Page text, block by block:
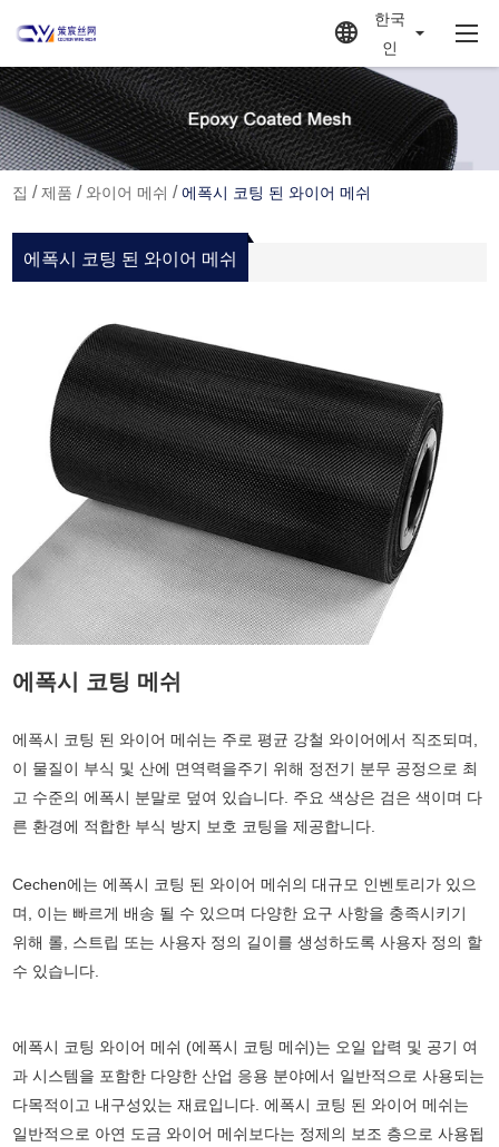
한국
인
집 /제품 / 와이어 메쉬 /에폭시 코팅 된 와이어 메쉬
에폭시 코팅 된 와이어 메쉬
에폭시 코팅 메쉬
에폭시 코팅 된 와이어 메쉬는 주로 평균 강철 와이어에서 직조되며,
이 물질이 부식 및 산에 면역력을주기 위해 정전기 분무 공정으로 최
고 수준의 에폭시 분말로 덮여 있습니다. 주요 색상은 검은 색이며 다
른 환경에 적합한 부식 방지 보호 코팅을 제공합니다.
Cechen에는 에폭시 코팅 된 와이어 메쉬의 대규모 인벤토리가 있으
며, 이는 빠르게 배송 될 수 있으며 다양한 요구 사항을 충족시키기
위해 롤, 스트립 또는 사용자 정의 길이를 생성하도록 사용자 정의 할
수 있습니다.
에폭시 코팅 와이어 메쉬 (에폭시 코팅 메쉬)는 오일 압력 및 공기 여
과 시스템을 포함한 다양한 산업 응용 분야에서 일반적으로 사용되는
다목적이고 내구성있는 재료입니다. 에폭시 코팅 된 와이어 메쉬는
일반적으로 아연 도금 와이어 메쉬보다는 정제의 보조 층으로 사용됩